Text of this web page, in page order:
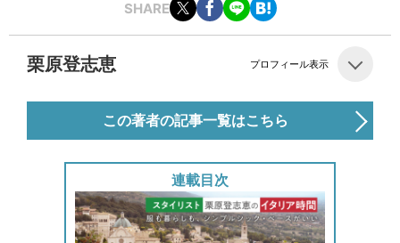
SHARE
栗原登志恵 プロフィール表示
この著者の記事一覧はこちら
連載目次